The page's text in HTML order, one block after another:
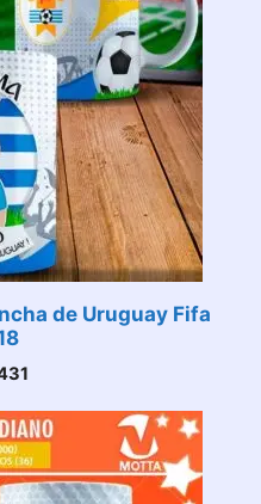
de Uruguay Fifa